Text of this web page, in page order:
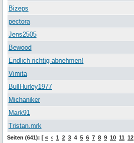
Bizeps
pectora
Jens2505
Bewood
Endlich richtig abnehmen!
Vimita
BullHurley1977
Michaniker
Mark91
Tristan.mrk
Seiten (641): [ « ‹ 1 2 3 4 5 6 7 8 9 10 11 12